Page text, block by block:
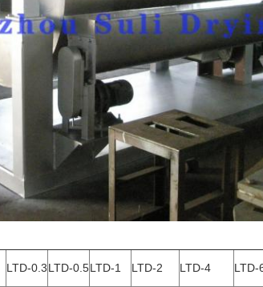
LTD-0.3LTD-0.5LTD-1 LTD-2 LTD-4 LTD-